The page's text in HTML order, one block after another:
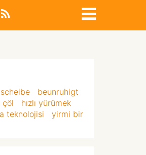
beunruhigt
çöl
hızlı yürümek
teknolojisi
yirmi bir